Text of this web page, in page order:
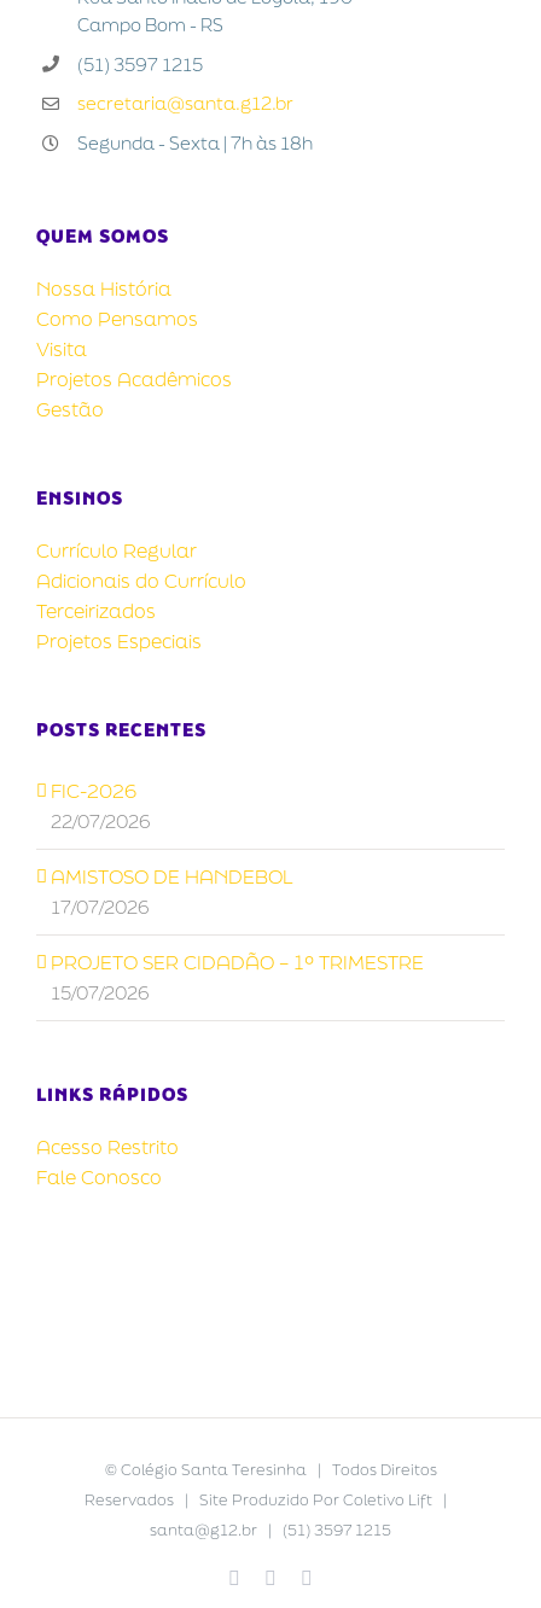
Campo Bom - RS
(51) 3597 1215
secretaria@santa.g12.br
Segunda - Sexta | 7h às 18h
QUEM SOMOS
Nossa História
Como Pensamos
Visita
Projetos Acadêmicos
Gestão
ENSINOS
Currículo Regular
Adicionais do Currículo
Terceirizados
Projetos Especiais
POSTS RECENTES
FIC-2026
22/07/2026
AMISTOSO DE HANDEBOL
17/07/2026
PROJETO SER CIDADÃO – 1º TRIMESTRE
15/07/2026
LINKS RÁPIDOS
Acesso Restrito
Fale Conosco
©Colégio Santa Teresinha| Todos Direitos
Reservados | Site Produzido PorColetivo Lift|
santa@g12.br | (51) 3597 1215
FacebookYouTube